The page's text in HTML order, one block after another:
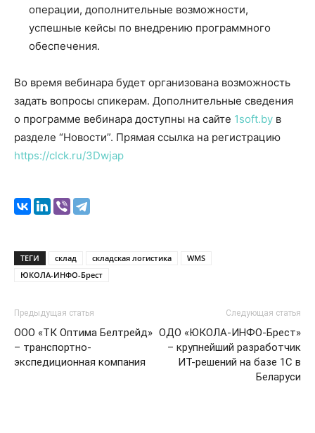
операции, дополнительные возможности,
успешные кейсы по внедрению программного
обеспечения.
Во время вебинара будет организована возможность
задать вопросы спикерам. Дополнительные сведения
о программе вебинара доступны на сайте 1soft.by в
разделе “Новости”. Прямая ссылка на регистрацию
https://clck.ru/3Dwjap
ТЕГИ склад складская логистика
WMS
ЮКОЛА-ИНФО-Брест
Предыдущая статья
ООО «ТК Оптима Белтрейд»
– транспортно-
экспедиционная компания
Следующая статья
ОДО «ЮКОЛА-ИНФО-Брест»
– крупнейший разработчик
ИТ-решений на базе 1С в
Беларуси